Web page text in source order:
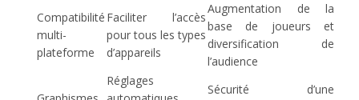
Compatibilité
multi-
plateforme
Faciliter l’accès
pour tous les types
d’appareils
Augmentation de la
base de joueurs et
diversification de
l’audience
Réglages
Sécurité d’une